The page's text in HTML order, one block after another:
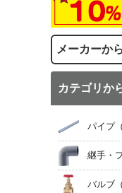
メーカーか
カテゴリか
パイプ
継手・
バルブ